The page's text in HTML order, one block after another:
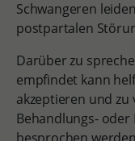
Schwangeren
postpartalen
Darüber zu
empfindet kann
akzeptieren und zu
Behandlungs-